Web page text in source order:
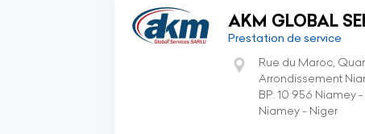
AKM GLOBAL
Prestation de service
Rue du Maroc,
Arrondissement
BP: 10 956 Niamey
Niamey - Niger